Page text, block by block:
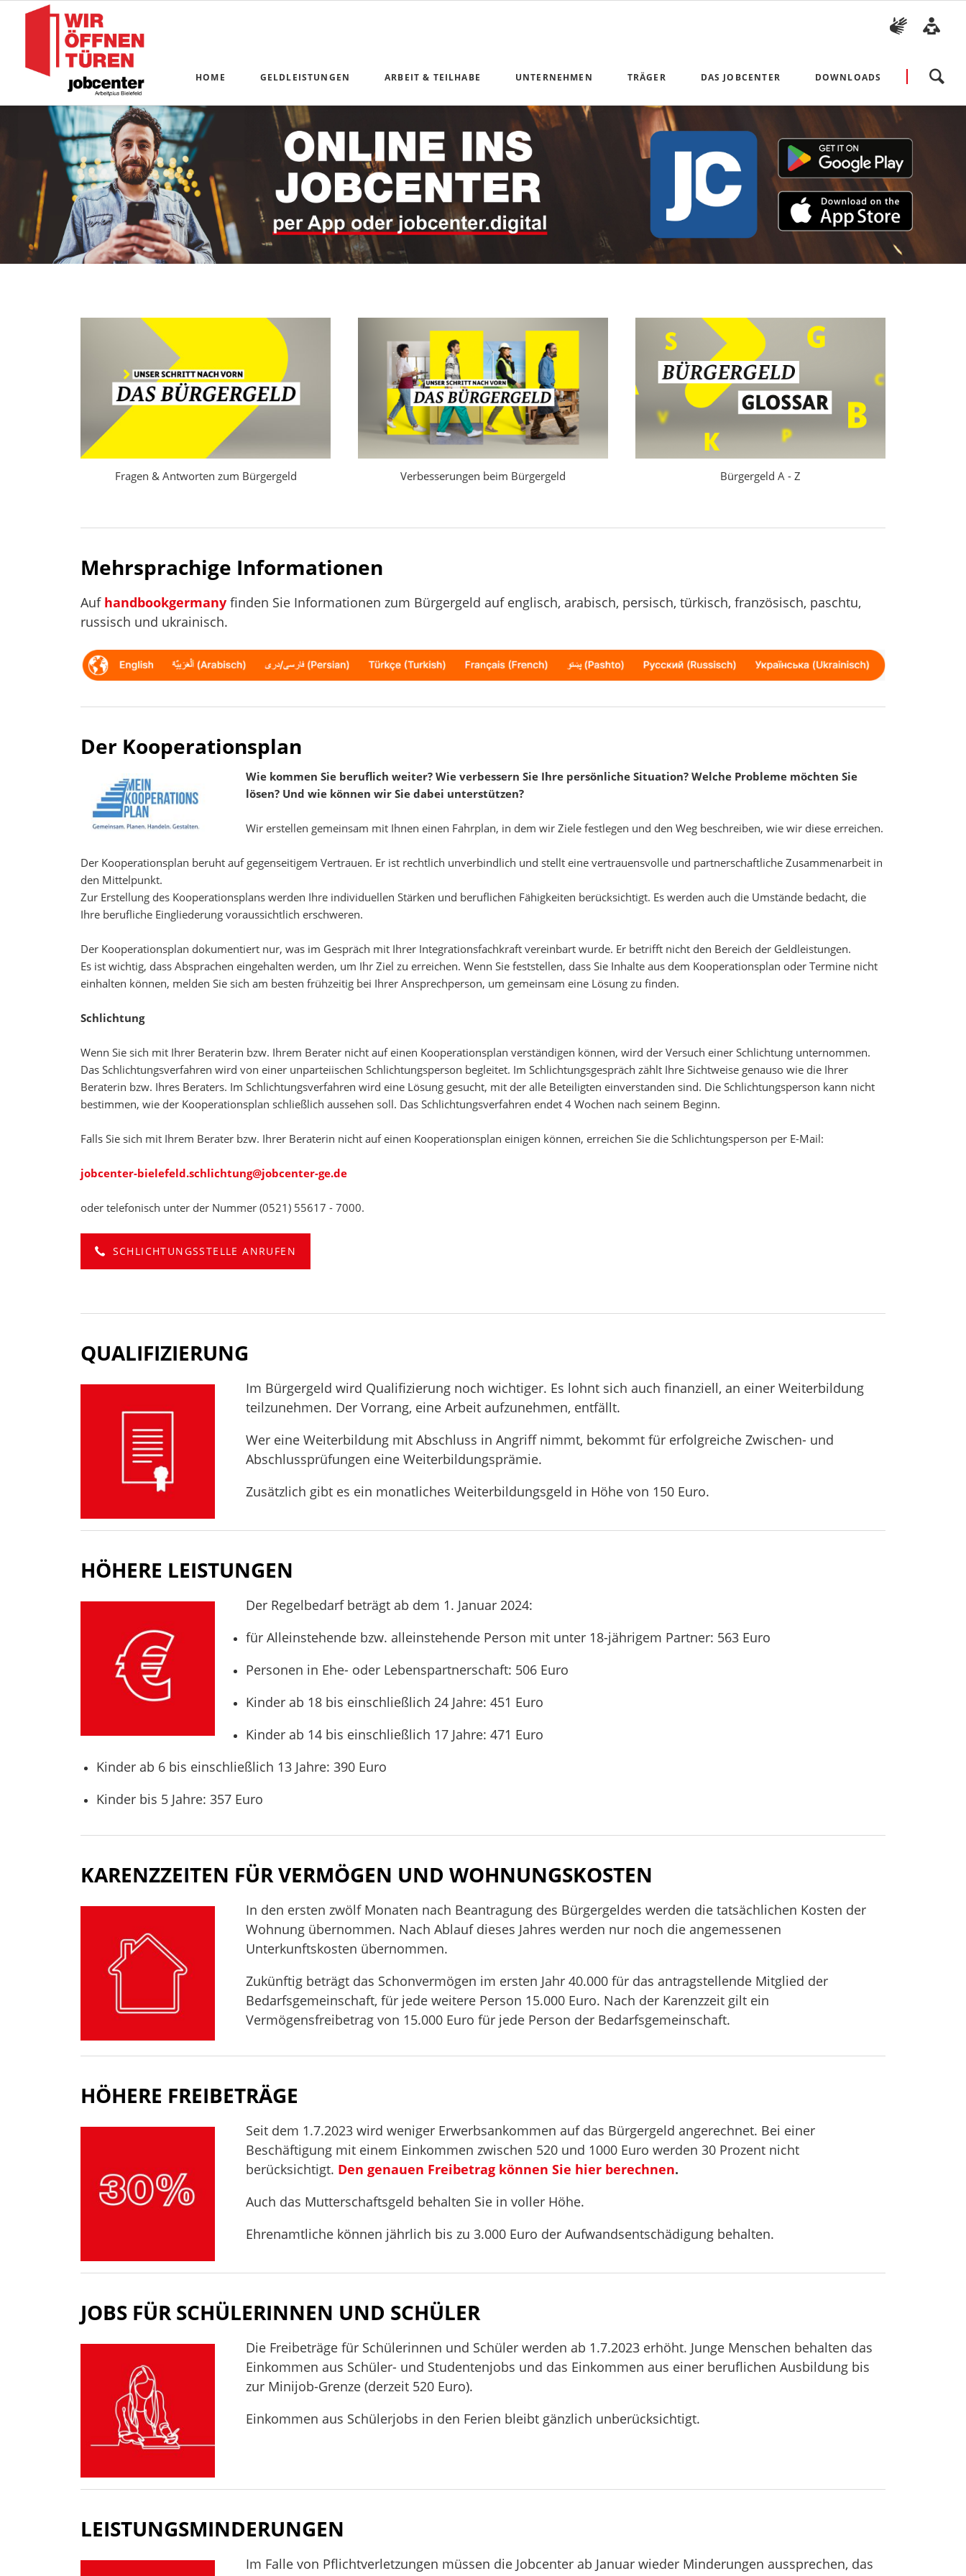
Navigation
überspringen
HOME GELDLEISTUNGEN
Alle Anliegen Geldleistungen
Antragstellung
Online-Kommunikation
Kosten der Unterkunft
Bildung und Teilhabe
Schulbücher
Bedarfsrechner
ARBEIT & TEILHABE
Anliegen Arbeit und Teilhabe
UNTERNEHMEN TRÄGER DAS JOBCENTER
Aktuelles
Unsere Ombudsfrau
Arbeiten im Jobcenter Arbeitplus Bielefeld
Presse
Bekanntmachungen
Beauftragung der Träger mit hoheitlichen Aufgaben
Erklärung zur Barrierefreiheit
DOWNLOADS
Antragsvordrucke und
Richtlinien und Weisungen
Arbeitsmarkt- und
Vorlagen für Bewerbungen
Fragen & Antworten zum Bürgergeld Verbesserungen beim Bürgergeld Bürgergeld A - Z
Mehrsprachige Informationen
Auf handbookgermany finden Sie Informationen zum Bürgergeld auf englisch, arabisch, persisch, türkisch, französisch, paschtu,
russisch und ukrainisch.
Der Kooperationsplan
Wie kommen Sie beruflich weiter? Wie verbessern Sie Ihre persönliche Situation? Welche Probleme möchten Sie
lösen? Und wie können wir Sie dabei unterstützen?
Wir erstellen gemeinsam mit Ihnen einen Fahrplan, in dem wir Ziele festlegen und den Weg beschreiben, wie wir diese erreichen.
Der Kooperationsplan beruht auf gegenseitigem Vertrauen. Er ist rechtlich unverbindlich und stellt eine vertrauensvolle und partnerschaftliche Zusammenarbeit in
den Mittelpunkt.
Zur Erstellung des Kooperationsplans werden Ihre individuellen Stärken und beruflichen Fähigkeiten berücksichtigt. Es werden auch die Umstände bedacht, die
Ihre berufliche Eingliederung voraussichtlich erschweren.
Der Kooperationsplan dokumentiert nur, was im Gespräch mit Ihrer Integrationsfachkraft vereinbart wurde. Er betrifft nicht den Bereich der Geldleistungen.
Es ist wichtig, dass Absprachen eingehalten werden, um Ihr Ziel zu erreichen. Wenn Sie feststellen, dass Sie Inhalte aus dem Kooperationsplan oder Termine nicht
einhalten können, melden Sie sich am besten frühzeitig bei Ihrer Ansprechperson, um gemeinsam eine Lösung zu finden.
Schlichtung
Wenn Sie sich mit Ihrer Beraterin bzw. Ihrem Berater nicht auf einen Kooperationsplan verständigen können, wird der Versuch einer Schlichtung unternommen.
Das Schlichtungsverfahren wird von einer unparteiischen Schlichtungsperson begleitet. Im Schlichtungsgespräch zählt Ihre Sichtweise genauso wie die Ihrer
Beraterin bzw. Ihres Beraters. Im Schlichtungsverfahren wird eine Lösung gesucht, mit der alle Beteiligten einverstanden sind. Die Schlichtungsperson kann nicht
bestimmen, wie der Kooperationsplan schließlich aussehen soll. Das Schlichtungsverfahren endet 4 Wochen nach seinem Beginn.
Falls Sie sich mit Ihrem Berater bzw. Ihrer Beraterin nicht auf einen Kooperationsplan einigen können, erreichen Sie die Schlichtungsperson per E-Mail:
jobcenter-bielefeld.schlichtung@jobcenter-ge.de
oder telefonisch unter der Nummer (0521) 55617 - 7000.
SCHLICHTUNGSSTELLE ANRUFEN
QUALIFIZIERUNG
Im Bürgergeld wird Qualifizierung noch wichtiger. Es lohnt sich auch finanziell, an einer Weiterbildung
teilzunehmen. Der Vorrang, eine Arbeit aufzunehmen, entfällt.
Wer eine Weiterbildung mit Abschluss in Angriff nimmt, bekommt für erfolgreiche Zwischen- und
Abschlussprüfungen eine Weiterbildungsprämie.
Zusätzlich gibt es ein monatliches Weiterbildungsgeld in Höhe von 150 Euro.
HÖHERE LEISTUNGEN
Der Regelbedarf beträgt ab dem 1. Januar 2024:
für Alleinstehende bzw. alleinstehende Person mit unter 18-jährigem Partner: 563 Euro
Personen in Ehe- oder Lebenspartnerschaft: 506 Euro
Kinder ab 18 bis einschließlich 24 Jahre: 451 Euro
Kinder ab 14 bis einschließlich 17 Jahre: 471 Euro
Kinder ab 6 bis einschließlich 13 Jahre: 390 Euro
Kinder bis 5 Jahre: 357 Euro
KARENZZEITEN FÜR VERMÖGEN UND WOHNUNGSKOSTEN
In den ersten zwölf Monaten nach Beantragung des Bürgergeldes werden die tatsächlichen Kosten der
Wohnung übernommen. Nach Ablauf dieses Jahres werden nur noch die angemessenen
Unterkunftskosten übernommen.
Zukünftig beträgt das Schonvermögen im ersten Jahr 40.000 für das antragstellende Mitglied der
Bedarfsgemeinschaft, für jede weitere Person 15.000 Euro. Nach der Karenzzeit gilt ein
Vermögensfreibetrag von 15.000 Euro für jede Person der Bedarfsgemeinschaft.
HÖHERE FREIBETRÄGE
Seit dem 1.7.2023 wird weniger Erwerbsankommen auf das Bürgergeld angerechnet. Bei einer
Beschäftigung mit einem Einkommen zwischen 520 und 1000 Euro werden 30 Prozent nicht
berücksichtigt. Den genauen Freibetrag können Sie hier berechnen.
Auch das Mutterschaftsgeld behalten Sie in voller Höhe.
Ehrenamtliche können jährlich bis zu 3.000 Euro der Aufwandsentschädigung behalten.
JOBS FÜR SCHÜLERINNEN UND SCHÜLER
Die Freibeträge für Schülerinnen und Schüler werden ab 1.7.2023 erhöht. Junge Menschen behalten das
Einkommen aus Schüler- und Studentenjobs und das Einkommen aus einer beruflichen Ausbildung bis
zur Minijob-Grenze (derzeit 520 Euro).
Einkommen aus Schülerjobs in den Ferien bleibt gänzlich unberücksichtigt.
LEISTUNGSMINDERUNGEN
Im Falle von Pflichtverletzungen müssen die Jobcenter ab Januar wieder Minderungen aussprechen, das